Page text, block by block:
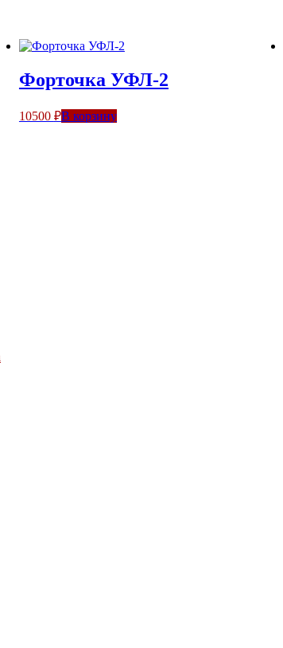
Форточка УФЛ-2
10500 ₽В корзину